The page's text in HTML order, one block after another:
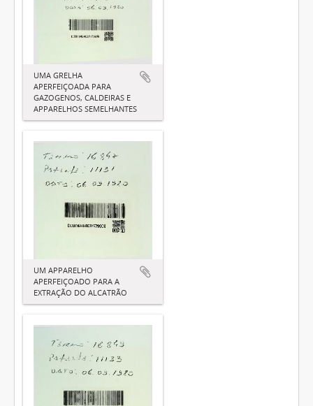
UMA GRELHA
APERFEIÇOADA PARA
GAZOGENOS, CALDEIRAS E
APPARELHOS SEMELHANTES
UM APPARELHO
APERFEIÇOADO PARA A
EXTRAÇÃO DO ALCATRÃO